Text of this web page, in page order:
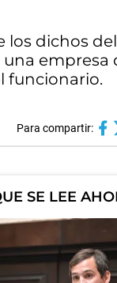
los dichos del
una empresa
funcionario.
Para compartir:
SE LEE